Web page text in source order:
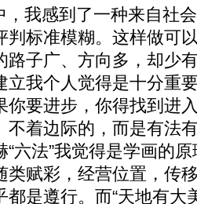
我感到了一种来自社会
判标准模糊。这样做可
路子广、方向多，却少
立我个人觉得是十分重
你要进步，你得找到进
不着边际的，而是有法
六法”我觉得是学画的
类赋彩，经营位置，传
都是遵行。而“天地有大